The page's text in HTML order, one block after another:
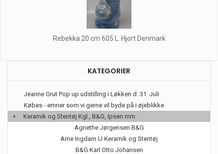
Rebekka 20 cm 605 L. Hjort Denmark
KATEGORIER
Jeanne Grut Pop up udstilling i Løkken d. 31. Juli
Købes - emner som vi gerne vil byde på i øjeblikke
+
Keramik og Stentøj Kgl., B&G, Ipsen mm.
Agnethe Jørgensen B&G
Arne Ingdam IJ Keramik og Stentøj
B&G Karl Otto Johansen